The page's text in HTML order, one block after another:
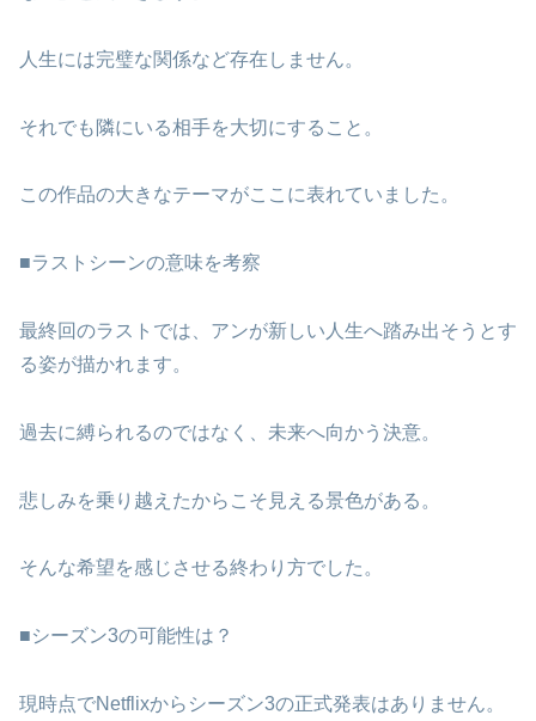
人生には完璧な関係など存在しません。
それでも隣にいる相手を大切にすること。
この作品の大きなテーマがここに表れていました。
■ラストシーンの意味を考察
最終回のラストでは、アンが新しい人生へ踏み出そうとす
る姿が描かれます。
過去に縛られるのではなく、未来へ向かう決意。
悲しみを乗り越えたからこそ見える景色がある。
そんな希望を感じさせる終わり方でした。
■シーズン3の可能性は？
現時点でNetflixからシーズン3の正式発表はありません。